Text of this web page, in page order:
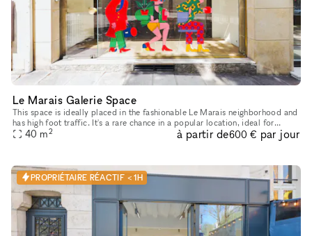
Le Marais Galerie Space
This space is ideally placed in the fashionable Le Marais neighborhood and
has high foot traffic. It's a rare chance in a popular location​,​ ideal for
companies​,​ artists​,​ and designers to open t
40 m2 à partir de600 € par jour
PROPRIÉTAIRE RÉACTIF < 1H